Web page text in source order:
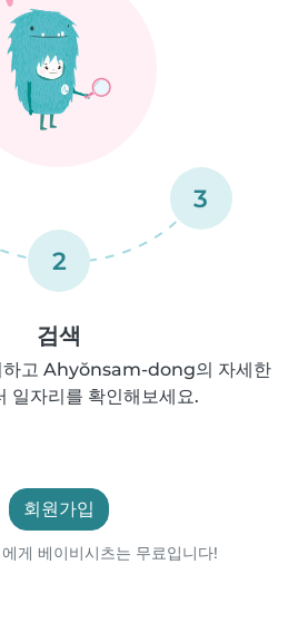
2
3
검색
하고 Ahyŏnsam-dong의 자세한
일자리를 확인해보세요.
회원가입
게 베이비시츠는 무료입니다!